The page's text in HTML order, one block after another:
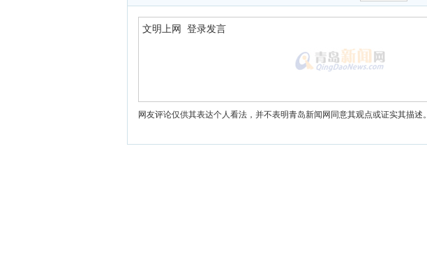
网友评论仅供其表达个人看法，并不表明青岛新闻网同意其观点或证实其描述。